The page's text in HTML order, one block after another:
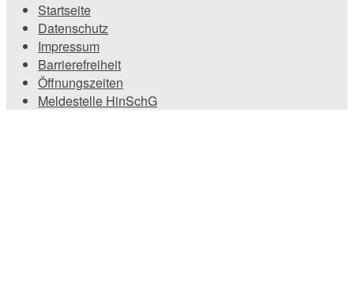
Startseite
Datenschutz
Impressum
Barrierefreiheit
Öffnungszeiten
Meldestelle HinSchG